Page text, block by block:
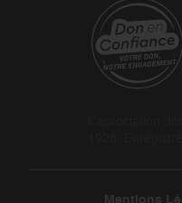
Mentions